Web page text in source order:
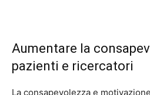
Aumentare la
pazienti e ricercatori
La consapevolezza e